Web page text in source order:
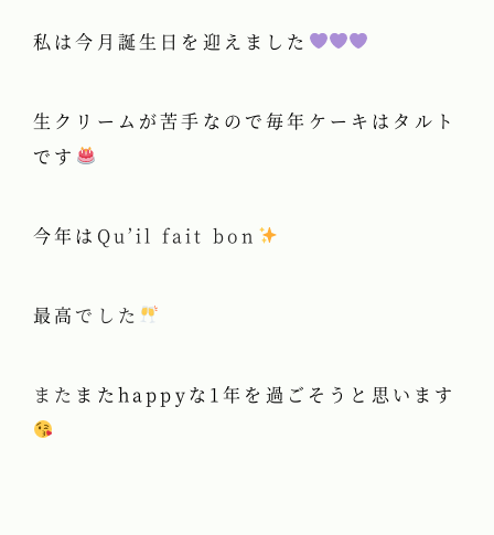
私は今月誕生日を迎えました
生クリームが苦手なので毎年ケーキはタルト
です
今年は Qu’il fait bon
最高 でした
また またhappyな1年を過ごそうと思います